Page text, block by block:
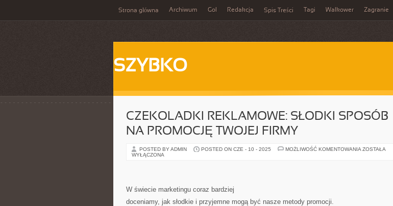
Strona główna Archiwum Gol Redakcja Spis Treści Tagi Walkower Zagranie
SZYBKO
CZEKOLADKI REKLAMOWE: SŁODKI SPOSÓB
NA PROMOCJĘ TWOJEJ FIRMY
POSTED BY ADMIN POSTED ON CZE - 10 - 2025 MOŻLIWOŚĆ KOMENTOWANIA CZEKOLADKI
ZOSTAŁA
WYŁĄCZONA
W świecie marketingu coraz bardziej
doceniamy, jak słodkie i przyjemne mogą być nasze metody promocji.